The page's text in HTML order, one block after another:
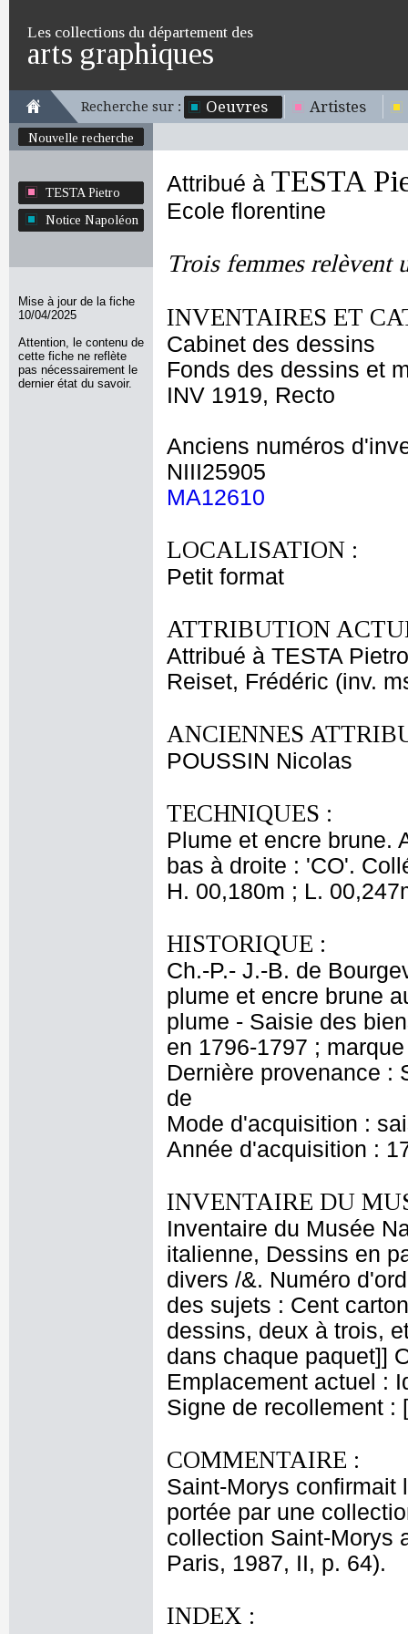
Les collections du département des
arts graphiques
Recherche sur : Oeuvres Artistes
Nouvelle recherche
TESTA Pietro
Notice Napoléon
Mise à jour de la fiche
10/04/2025
Attention, le contenu de
cette fiche ne reflète
pas nécessairement le
dernier état du savoir.
Attribué à TESTA
Ecole florentine
Trois femmes relèvent
INVENTAIRES ET
Cabinet des dessins
Fonds des dessins et
INV 1919, Recto
Anciens numéros
NIII25905
MA12610
LOCALISATION :
Petit format
ATTRIBUTION
Attribué à TESTA Pietro
Reiset, Frédéric (inv.
ANCIENNES
POUSSIN Nicolas
TECHNIQUES :
Plume et encre brune.
bas à droite : 'CO'.
H. 00,180m ; L.
HISTORIQUE :
Ch.-P.- J.-B. de
plume et encre brune
plume - Saisie des
en 1796-1797 ;
Dernière provenance :
de
Mode d'acquisition :
Année d'acquisition :
INVENTAIRE DU
Inventaire du Musée
italienne, Dessins en
divers /&. Numéro
des sujets : Cent
dessins, deux à trois,
dans chaque paquet]]
Emplacement actuel :
Signe de recollement :
COMMENTAIRE :
Saint-Morys confirmait
portée par une
collection Saint-Morys
Paris, 1987, II, p. 64).
INDEX :